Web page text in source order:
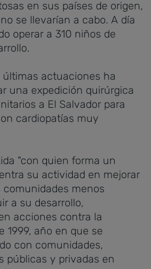
en sus países de origen,
se llevarían a cabo. A día
operar a 310 niños de
actuaciones ha
una expedición quirúrgica
a El Salvador para
cardiopatías muy
"con quien forma un
su actividad en mejorar
menos
a su desarrollo,
acciones contra la
1999, año en que se
con comunidades,
públicas y privadas en